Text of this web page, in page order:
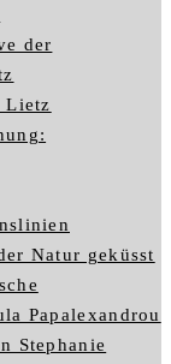
der
Lietz
Natur geküsst
Papalexandrou
Stephanie